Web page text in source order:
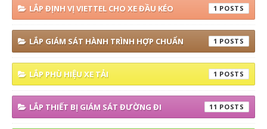
LẮP ĐỊNH VỊ VIETTEL CHO XE ĐẦU KÉO 1
LẮP GIÁM SÁT HÀNH TRÌNH HỢP CHUẨN 1
LẮP PHÙ HIỆU XE TẢI 1
LẮP THIẾT BỊ GIÁM SÁT ĐƯỜNG ĐI 11